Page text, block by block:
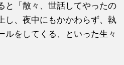
と「散々、世話してやったの
し、夜中にもかかわらず、執
ルをしてくる、といった生々